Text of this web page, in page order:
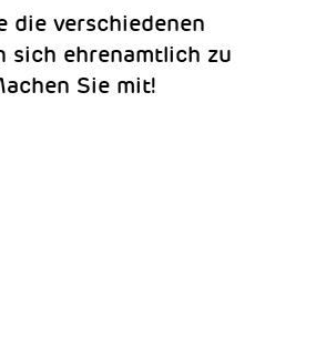
die verschiedenen
sich ehrenamtlich zu
Sie mit!